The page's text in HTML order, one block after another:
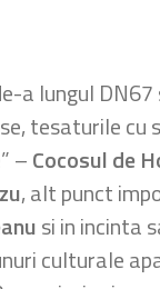
a lungul
tesaturile cu
–Cocosul de
, alt punct
si in incinta
culturale